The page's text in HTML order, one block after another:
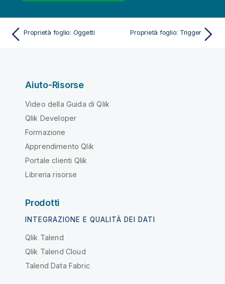
Proprietà foglio: Oggetti Proprietà foglio: Trigger
Aiuto-Risorse
Video della Guida di Qlik
Qlik Developer
Formazione
Apprendimento Qlik
Portale clienti Qlik
Libreria risorse
Prodotti
INTEGRAZIONE E QUALITÀ DEI DATI
Qlik Talend
Qlik Talend Cloud
Talend Data Fabric